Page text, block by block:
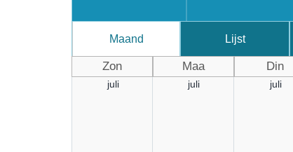
Maand Lijst
Zon Maa Din
juli juli juli